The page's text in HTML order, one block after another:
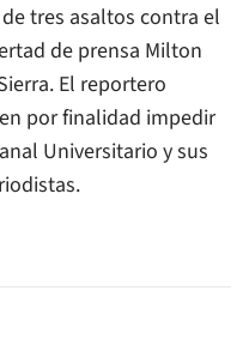
tres asaltos contra el
de prensa Milton
El reportero
por finalidad impedir
Universitario y sus